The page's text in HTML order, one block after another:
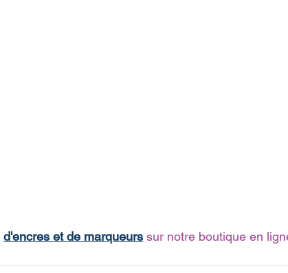
d'encres et de marqueurs sur notre boutique en